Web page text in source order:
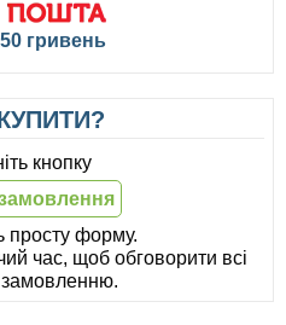
гривень
кнопку
просту форму.
час, щоб обговорити всі
замовленню.